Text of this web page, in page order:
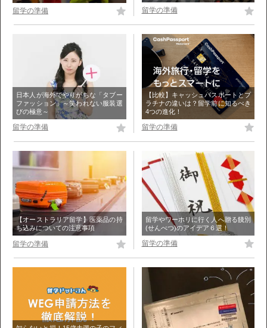
留学の準備 留学の準備
日本人が海外でやりがちな「タブー
ファッション」～笑われない服装選
びの極意～
留学の準備
【比較】キャッシュパスポートとプ
ラチナの違いは？留学前に知るべき
4つの進化！
留学の準備
【オーストラリア留学】医薬品の持
ち込みについての注意事項
留学の準備
留学やワーホリに行く人へ贈る餞別
(せんべつ)のアイデア６選！
留学の準備